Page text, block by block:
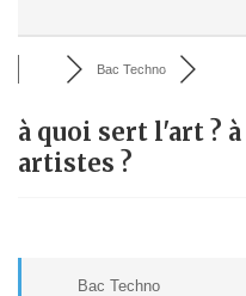
Bac Techno
à quoi sert l'art ?
artistes ?
Bac Techno